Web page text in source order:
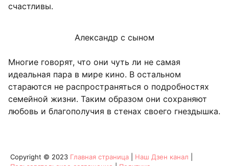
счастливы.
Александр с сыном
Многие говорят, что они чуть ли не самая
идеальная пара в мире кино. В остальном
стараются не распространяться о подробностях
семейной жизни. Таким образом они сохраняют
любовь и благополучия в стенах своего гнездышка.
Copyright © 2023 Главная страница Наш Дзен канал